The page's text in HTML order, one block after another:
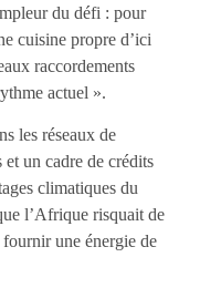
du défi : pour
cuisine propre d’ici
raccordements
actuel ».
les réseaux de
un cadre de crédits
climatiques du
l’Afrique risquait de
une énergie de